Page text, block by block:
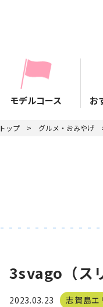
モデルコース お
トップ グルメ・おみやげ
3svago（ス
2023.03.23 志賀島エ